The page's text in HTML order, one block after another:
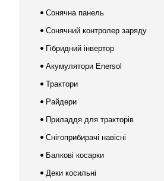
Сонячна панель
Сонячний контролер заряду
Гібридний інвертор
Акумулятори Enersol
Трактори
Райдери
Приладдя для тракторів
Снігоприбирачі навісні
Балкові косарки
Деки косильні